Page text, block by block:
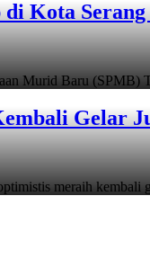
di Kota
Murid Baru
Gelar
meraih kembali